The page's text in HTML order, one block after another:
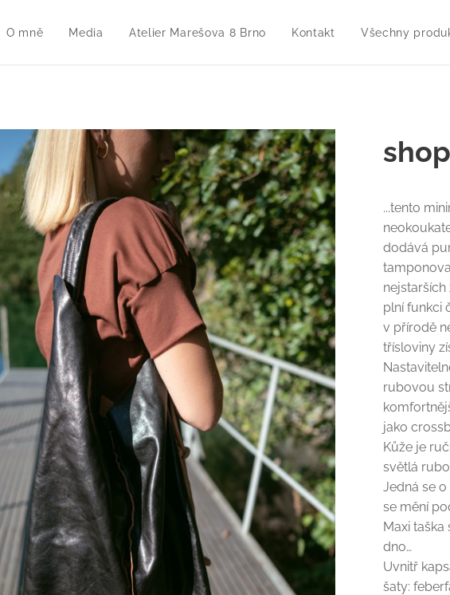
O mně Media Atelier Marešova 8 Brno Kontakt Všechny
...tento
dodává
plní funkci
v přírodě
třísloviny
rubovou
jako
Kůže je
světlá
Jedná se
se mění
Maxi
dno…
Uvnitř
šaty: